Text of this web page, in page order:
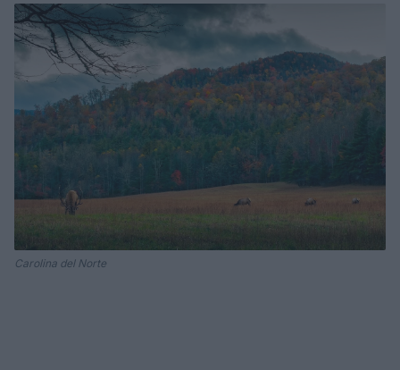
Carolina del Norte